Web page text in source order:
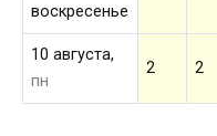
воскресенье
10 августа,
пн
2 2